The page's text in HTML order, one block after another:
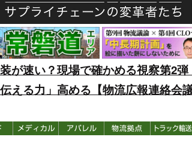
が速い？現場で確かめる視察第2
える力」高める【物流広報連絡会